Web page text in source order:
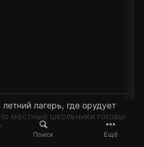
Поиск Ещё
лагерь, где орудует
местные школьники готовы